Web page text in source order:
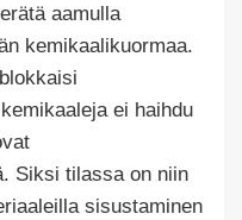
aamulla
kemikaalikuormaa.
ei haihdu
Siksi tilassa on niin
sisustaminen